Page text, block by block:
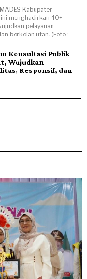
Kabupaten
ini menghadirkan 40+
pelayanan
berkelanjutan. (Foto :
Konsultasi Publik
Wujudkan
Responsif, dan